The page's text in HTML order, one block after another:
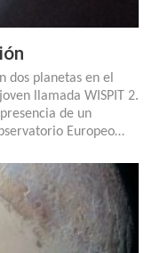
dos planetas en el
llamada WISPIT 2.
de un
Europeo…